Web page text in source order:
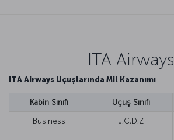
ITA Airways
ITA Airways Uçuşlarında Mil Kazanımı
Kabin Sınıfı Uçuş Sınıfı
Business J,C,D,Z